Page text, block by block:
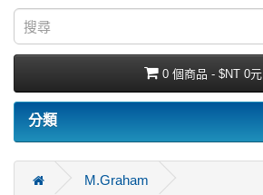
0 個商品 - $NT 0元
分類
M.Graham